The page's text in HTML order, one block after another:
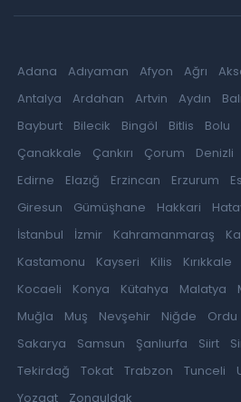
Adana Adıyaman Afyon Ağrı
Antalya
Ardahan Artvin Aydın
Bayburt
Bilecik Bingöl Bitlis Bolu
Çanakkale
Çankırı Çorum Denizli
Edirne
Elazığ Erzincan Erzurum
Giresun
Gümüşhane Hakkari
İstanbul
İzmir Kahramanmaraş
Kastamonu
Kayseri Kilis Kırıkkale
Kocaeli
Konya Kütahya Malatya
Muğla
Muş Nevşehir Niğde Ordu
Sakarya
Samsun Şanlıurfa Siirt
Tekirdağ
Tokat Trabzon Tunceli
Yozgat
Zonguldak